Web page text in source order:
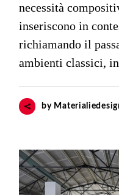
necessità
inseriscono in
richiamando il
ambienti classici,
by